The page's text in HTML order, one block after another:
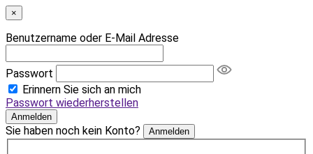
×
Benutzername oder E-Mail Adresse
Passwort
Erinnern Sie sich an mich
Passwort wiederherstellen
Anmelden
Sie haben noch kein Konto? Anmelden